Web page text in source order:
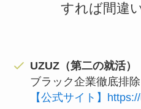
すれば間違
UZUZ（第二の就活）
ブラック企業徹底排除
【公式サイト】